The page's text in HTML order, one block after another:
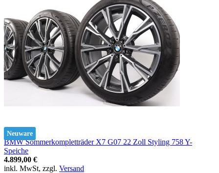
Neuware
BMW Sommerkompletträder X7 G07 22 Zoll Styling 758 Y-
Speiche
4.899,00 €
inkl. MwSt, zzgl. Versand